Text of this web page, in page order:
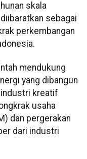
skala
sebagai
perkembangan
mendukung
yang dibangun
industri kreatif
usaha
dan pergerakan
dari industri